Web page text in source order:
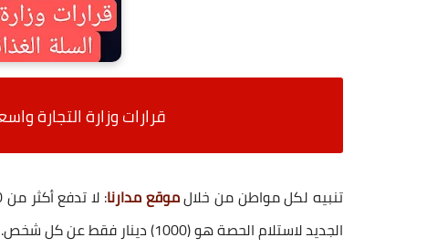
قرارات وزارة التجارة
تنبيه لكل مواطن من خلالموقع مدارنا
الجديد لاستلام الحصة هو (1000) دينار فقط عن كل شخص.